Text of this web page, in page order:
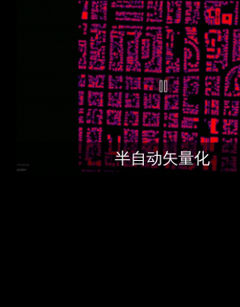
半自动矢量化